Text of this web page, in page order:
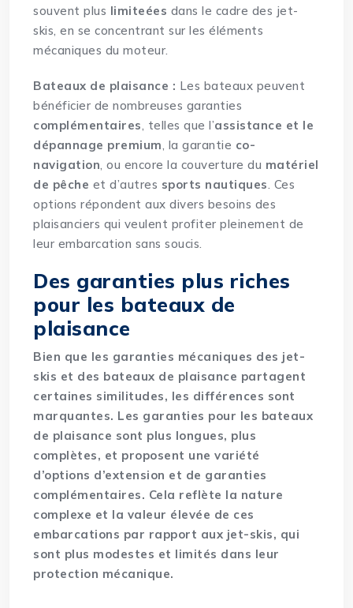
souvent plus limiteées dans le cadre des jet-
skis, en se concentrant sur les éléments
mécaniques du moteur.
Bateaux de plaisance : Les bateaux peuvent
bénéficier de nombreuses garanties
complémentaires, telles que l’assistance et le
dépannage premium, la garantie co-
navigation, ou encore la couverture du matériel
de pêche et d’autres sports nautiques. Ces
options répondent aux divers besoins des
plaisanciers qui veulent profiter pleinement de
leur embarcation sans soucis.
Des garanties plus riches
pour les bateaux de
plaisance
Bien que les garanties mécaniques des jet-
skis et des bateaux de plaisance partagent
certaines similitudes, les différences sont
marquantes. Les garanties pour les bateaux
de plaisance sont plus longues, plus
complètes, et proposent une variété
d’options d’extension et de garanties
complémentaires. Cela reflète la nature
complexe et la valeur élevée de ces
embarcations par rapport aux jet-skis, qui
sont plus modestes et limités dans leur
protection mécanique.